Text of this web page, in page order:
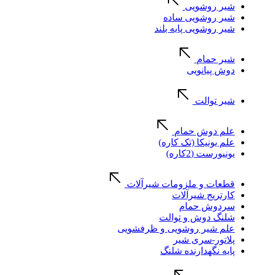
شیر روشویی
شیر روشویی ساده
شیر روشویی پایه بلند
شیر حمام
دوش پیانویی
شیر توالت
علم دوش حمام
علم یونیکا (تک کاره)
یونیورست (2کاره)
قطعات و ملزومات شیرآلات
کارتریج شیرآلات
سردوش حمام
شلنگ دوش و توالت
علم شیر روشویی و ظرفشویی
پلاتور-سری شیر
پایه نگهدارنده شلنگ